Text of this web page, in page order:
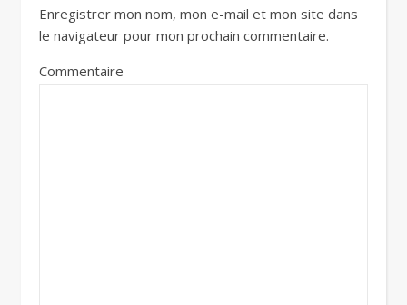
Enregistrer mon nom, mon e-mail et mon site dans
le navigateur pour mon prochain commentaire.
Commentaire